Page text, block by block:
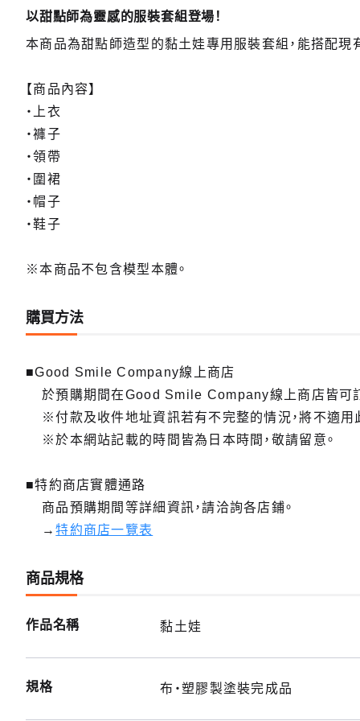
以甜點師為靈感的服裝套組登場！
本商品為甜點師造型的黏土娃專用服裝套組，能搭配現
【商品內容】
・上衣
・褲子
・領帶
・圍裙
・帽子
・鞋子
※本商品不包含模型本體。
購買方法
■Good Smile Company線上商店
於預購期間在Good Smile Company線上商店皆可訂
※付款及收件地址資訊若有不完整的情況，將不適用
※於本網站記載的時間皆為日本時間，敬請留意。
■特約商店實體通路
商品預購期間等詳細資訊，請洽詢各店鋪。
→特約商店一覽表
商品規格
作品名稱 黏土娃
規格 布・塑膠製塗裝完成品